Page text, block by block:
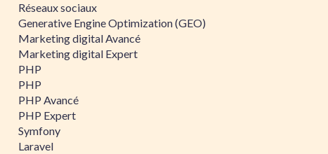
Réseaux sociaux
Generative Engine Optimization (GEO)
Marketing digital Avancé
Marketing digital Expert
PHP
PHP
PHP Avancé
PHP Expert
Symfony
Laravel